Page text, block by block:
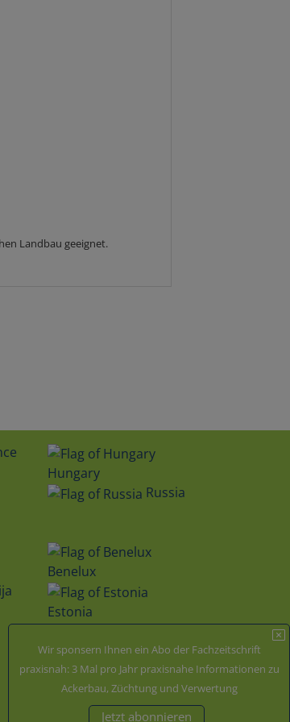
Landbau geeignet.
Wir sponsern Ihnen ein Abo der Fachzeitschrift
praxisnah: 3 Mal pro Jahr praxisnahe Informationen zu
Ackerbau, Züchtung und Verwertung
Jetzt abonnieren
Hungary
Russia
Benelux
Estonia
Zertifiziert durch